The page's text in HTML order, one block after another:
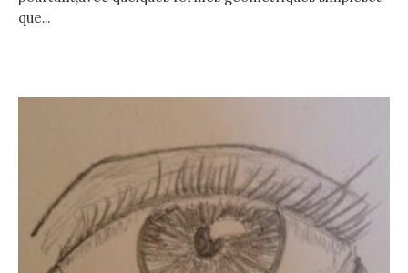
que...